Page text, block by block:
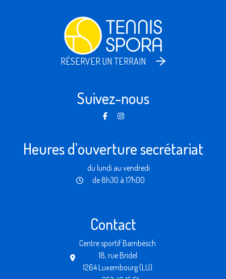
RÉSERVER UN TERRAIN
Suivez-nous
Heures d’ouverture secrétariat
du lundi au vendredi
de 8h30 à 17h00
Contact
Centre sportif Bambësch
18, rue Bridel
1264 Luxembourg (LU)